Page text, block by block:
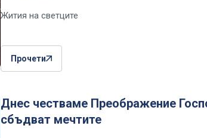
Жития на светците
Прочети
Днес честваме Преображение
сбъдват мечтите